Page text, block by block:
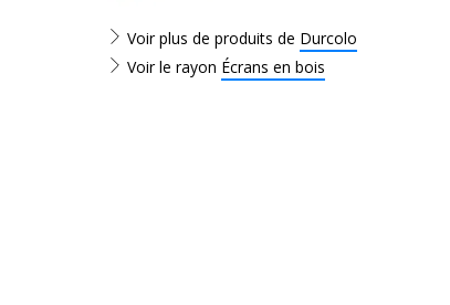
Voir plus de produits de Durcolo
Voir le rayon Écrans en bois